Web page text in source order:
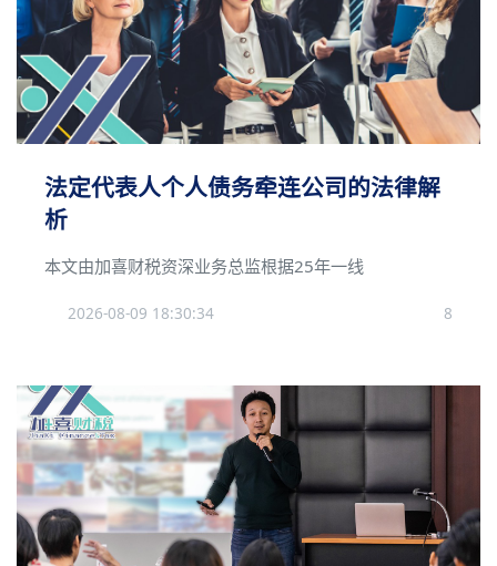
法定代表人个人债务牵连公司的法律解
析
本文由加喜财税资深业务总监根据25年一线
2026-08-09 18:30:34 8